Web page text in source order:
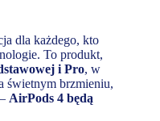
dla każdego, kto
To produkt,
i Pro, w
świetnym brzmieniu,
AirPods 4 będą